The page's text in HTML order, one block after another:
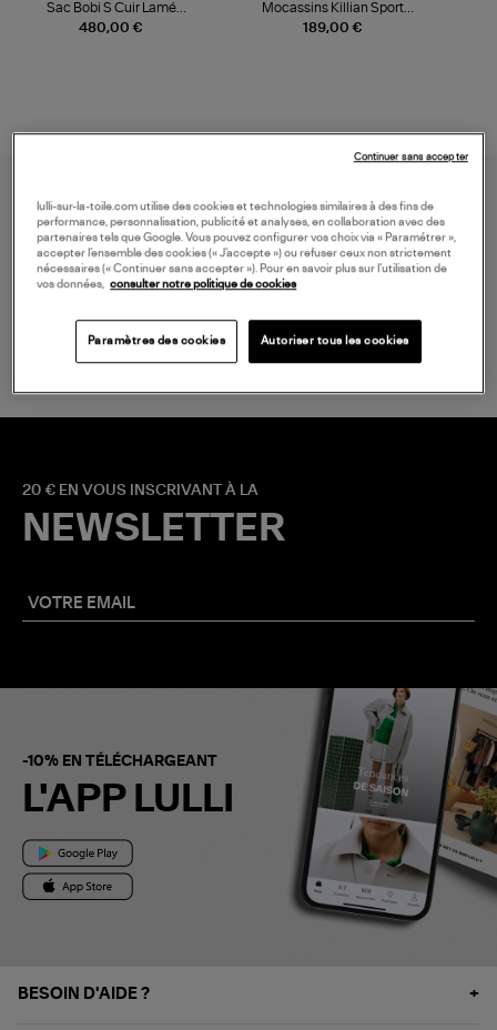
480,00 €
Sac Bobi S Cuir Lamé
Champagne
189,00 €
Mocassins Killian Sport
Mousse
à partir de 150 € d'achat*
20 € EN VOUS INSCRIVANT À LA
NEWSLETTER
-10% EN TÉLÉCHARGEANT
L'APP LULLI
BESOIN D'AIDE ?
lulli-sur-la-toile.com utilise des cookies et technologies similaires à des fins de
performance, personnalisation, publicité et analyses, en collaboration avec des
partenaires tels que Google. Vous pouvez configurer vos choix via « Paramétrer »,
accepter l’ensemble des cookies (« J’accepte ») ou refuser ceux non strictement
nécessaires (« Continuer sans accepter »). Pour en savoir plus sur l’utilisation de
vos données, consulter notre politique de cookies
Paramètres des cookies Autoriser tous les cookies
Continuer sans accepter